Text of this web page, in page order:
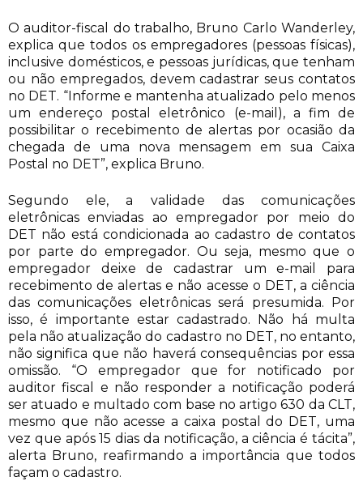
O auditor-fiscal do trabalho, Bruno Carlo Wanderley,
explica que todos os empregadores (pessoas físicas),
inclusive domésticos, e pessoas jurídicas, que tenham
ou não empregados, devem cadastrar seus contatos
no DET. “Informe e mantenha atualizado pelo menos
um endereço postal eletrônico (e-mail), a fim de
possibilitar o recebimento de alertas por ocasião da
chegada de uma nova mensagem em sua Caixa
Postal no DET”, explica Bruno.
Segundo ele, a validade das comunicações
eletrônicas enviadas ao empregador por meio do
DET não está condicionada ao cadastro de contatos
por parte do empregador. Ou seja, mesmo que o
empregador deixe de cadastrar um e-mail para
recebimento de alertas e não acesse o DET, a ciência
das comunicações eletrônicas será presumida. Por
isso, é importante estar cadastrado. Não há multa
pela não atualização do cadastro no DET, no entanto,
não significa que não haverá consequências por essa
omissão. “O empregador que for notificado por
auditor fiscal e não responder a notificação poderá
ser atuado e multado com base no artigo 630 da CLT,
mesmo que não acesse a caixa postal do DET, uma
vez que após 15 dias da notificação, a ciência é tácita”,
alerta Bruno, reafirmando a importância que todos
façam o cadastro.